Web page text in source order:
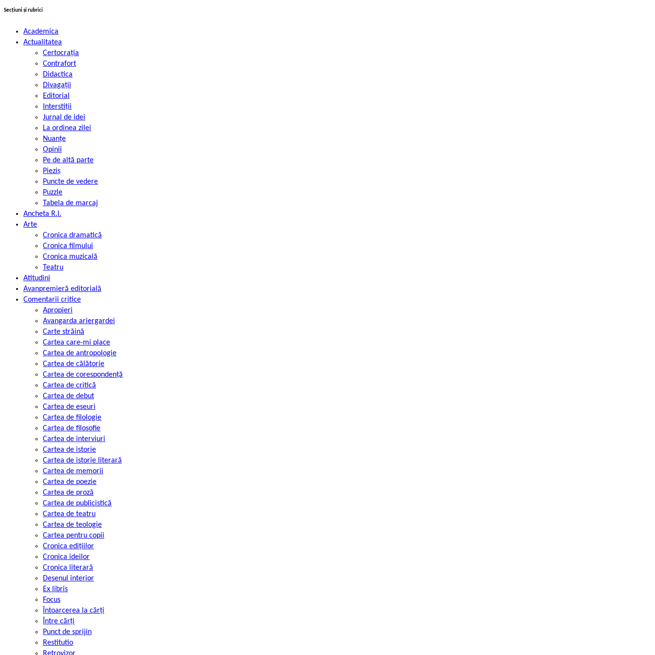
Secțiuni și rubrici
Academica
Actualitatea
Certocrația
Contrafort
Didactica
Divagații
Editorial
Interstiții
Jurnal de idei
La ordinea zilei
Nuanțe
Opinii
Pe de altă parte
Pieziș
Puncte de vedere
Puzzle
Tabela de marcaj
Ancheta R.l.
Arte
Cronica dramatică
Cronica filmului
Cronica muzicală
Teatru
Atitudini
Avanpremieră editorială
Comentarii critice
Apropieri
Avangarda ariergardei
Carte străină
Cartea care-mi place
Cartea de antropologie
Cartea de călătorie
Cartea de corespondență
Cartea de critică
Cartea de debut
Cartea de eseuri
Cartea de filologie
Cartea de filosofie
Cartea de interviuri
Cartea de istorie
Cartea de istorie literară
Cartea de memorii
Cartea de poezie
Cartea de proză
Cartea de publicistică
Cartea de teatru
Cartea de teologie
Cartea pentru copii
Cronica edițiilor
Cronica ideilor
Cronica literară
Desenul interior
Ex libris
Focus
Întoarcerea la cărți
Între cărți
Punct de sprijin
Restitutio
Retrovizor